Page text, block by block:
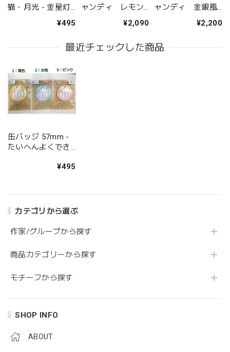
カテゴリから選ぶ
作家/グループから探す
商品カテゴリーから探す
モチーフから探す
SHOP INFO
ABOUT
猫・月光 - 金星灯
¥495
ャンディ レモン
¥2,090
ャンディ 金銀風
¥2,200
最近チェックした商品
缶バッジ 57mm -
たいへんよくでき
¥495